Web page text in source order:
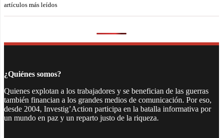
artículos más leídos
¿Quiénes somos?
Quienes explotan a los trabajadores y se benefician de las guerras
también financian a los grandes medios de comunicación. Por eso,
desde 2004, Investig’Action participa en la batalla informativa por
un mundo en paz y un reparto justo de la riqueza.